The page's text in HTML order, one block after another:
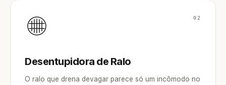
02
Desentupidora de Ralo
O ralo que drena devagar parece só um incômodo no